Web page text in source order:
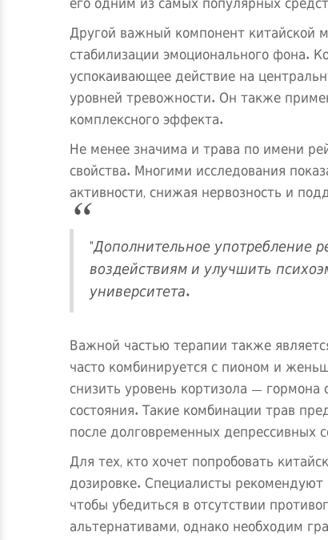
его одним из самых популярных
Другой важный компонент китайской
стабилизации эмоционального фона.
успокаивающее действие на
уровней тревожности. Он также
комплексного эффекта.
Не менее значима и трава по имени
свойства. Многими исследования
активности, снижая нервозность и
"Дополнительное употребление
воздействиям и улучшить
университета.
Важной частью терапии также
часто комбинируется с пионом и
снизить уровень кортизола —
состояния. Такие комбинации трав
после долговременных депрессивных
Для тех, кто хочет попробовать
дозировке. Специалисты рекомендуют
чтобы убедиться в отсутствии
альтернативами, однако необходим